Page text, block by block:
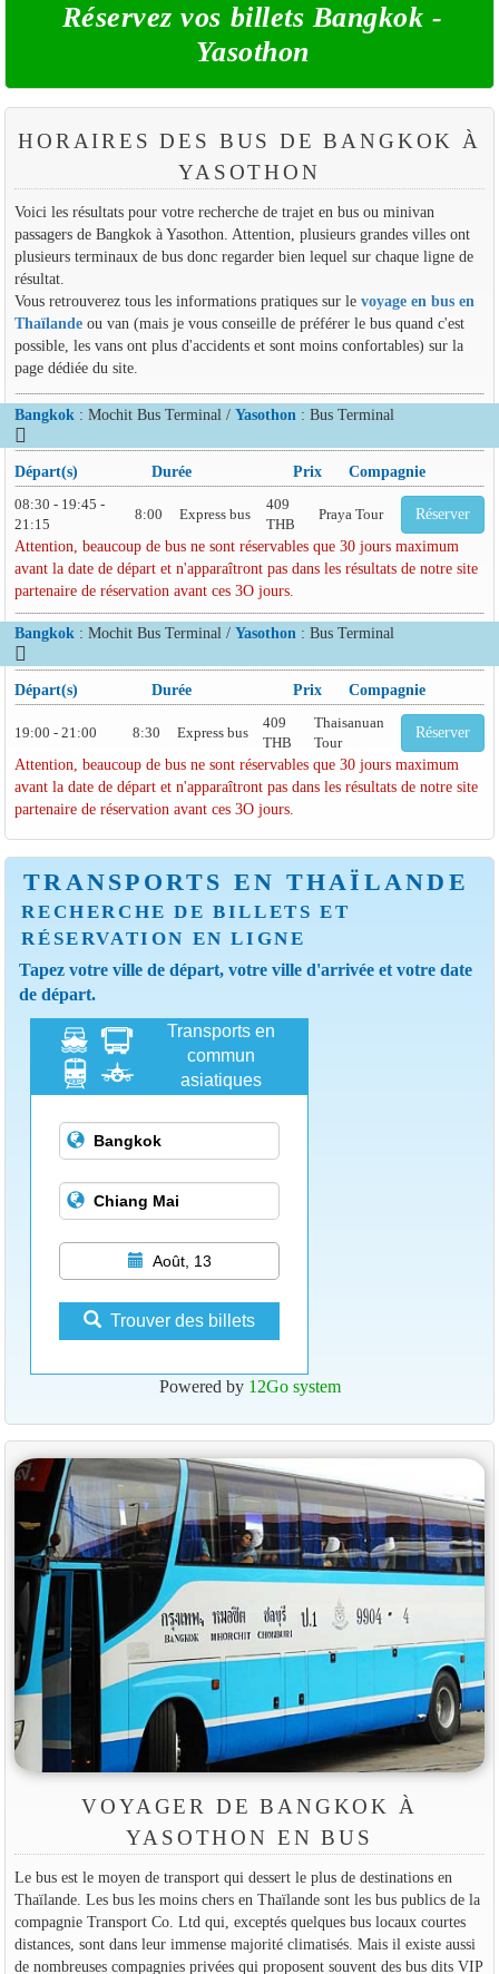
Réservez vos billets Bangkok -
Yasothon
HORAIRES DES BUS DE BANGKOK À
YASOTHON
Voici les résultats pour votre recherche de trajet en bus ou minivan
passagers de Bangkok à Yasothon. Attention, plusieurs grandes villes ont
plusieurs terminaux de bus donc regarder bien lequel sur chaque ligne de
résultat.
Vous retrouverez tous les informations pratiques sur le voyage en bus en
Thaïlandeou van (mais je vous conseille de préférer le bus quand c'est
possible, les vans ont plus d'accidents et sont moins confortables) sur la
page dédiée du site.
Bangkok : Mochit Bus Terminal / Yasothon : Bus Terminal
Départ(s) Durée Prix Compagnie
08:30 - 19:45 -
21:15
8:00 Express bus
409
THB
Praya Tour Réserver
Attention, beaucoup de bus ne sont réservables que 30 jours maximum
avant la date de départ et n'apparaîtront pas dans les résultats de notre site
partenaire de réservation avant ces 3O jours.
Bangkok : Mochit Bus Terminal / Yasothon : Bus Terminal
Départ(s) Durée Prix Compagnie
19:00 - 21:00 8:30 Express bus
409
THB
Thaisanuan
Tour
Réserver
Attention, beaucoup de bus ne sont réservables que 30 jours maximum
avant la date de départ et n'apparaîtront pas dans les résultats de notre site
partenaire de réservation avant ces 3O jours.
TRANSPORTS EN THAÏLANDE
RECHERCHE DE BILLETS ET
RÉSERVATION EN LIGNE
Tapez votre ville de départ, votre ville d'arrivée et votre date
de départ.
Transports en
commun
asiatiques
Août, 13
Trouver des billets
Powered by 12Go system
VOYAGER DE BANGKOK À
YASOTHON EN BUS
Le bus est le moyen de transport qui dessert le plus de destinations en
Thaïlande. Les bus les moins chers en Thaïlande sont les bus publics de la
compagnie Transport Co. Ltd qui, exceptés quelques bus locaux courtes
distances, sont dans leur immense majorité climatisés. Mais il existe aussi
de nombreuses compagnies privées qui proposent souvent des bus dits VIP